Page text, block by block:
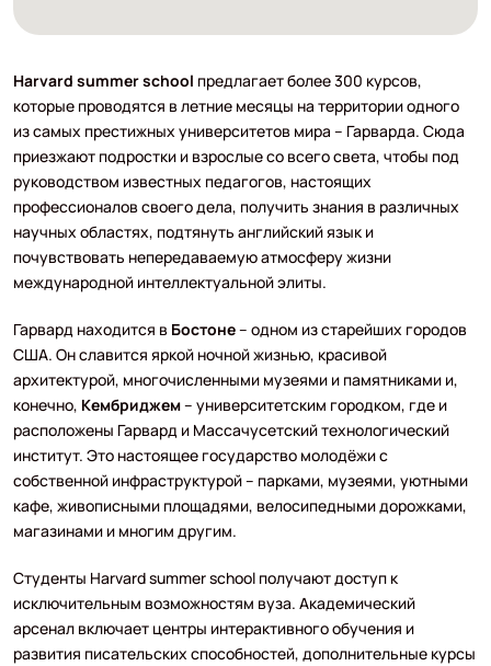
Harvard summer school предлагает более 300 курсов,
которые проводятся в летние месяцы на территории одного
из самых престижных университетов мира – Гарварда. Сюда
приезжают подростки и взрослые со всего света, чтобы под
руководством известных педагогов, настоящих
профессионалов своего дела, получить знания в различных
научных областях, подтянуть английский язык и
почувствовать непередаваемую атмосферу жизни
международной интеллектуальной элиты.
Гарвард находится в Бостоне– одном из старейших городов
США. Он славится яркой ночной жизнью, красивой
архитектурой, многочисленными музеями и памятниками и,
конечно, Кембриджем– университетским городком, где и
расположены Гарвард и Массачусетский технологический
институт. Это настоящее государство молодёжи с
собственной инфраструктурой – парками, музеями, уютными
кафе, живописными площадями, велосипедными дорожками,
магазинами и многим другим.
Студенты Harvard summer school получают доступ к
исключительным возможностям вуза. Академический
арсенал включает центры интерактивного обучения и
развития писательских способностей, дополнительные курсы